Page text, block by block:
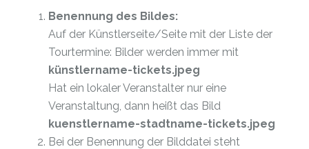
Benennung des Bildes:
Auf der Künstlerseite/Seite mit der Liste der
Tourtermine: Bilder werden immer mit
künstlername-tickets.jpeg
Hat ein lokaler Veranstalter nur eine
Veranstaltung, dann heißt das Bild
kuenstlername-stadtname-tickets.jpeg
Bei der Benennung der Bilddatei steht